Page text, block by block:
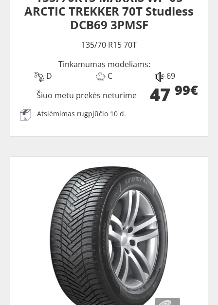
ARCTIC TREKKER 70T Studless
DCB69 3PMSF
135/70 R15 70T
Tinkamumas modeliams:
D
C 69
47 99€
Šiuo metu prekės neturime
Atsiėmimas rugpjūčio 10 d.